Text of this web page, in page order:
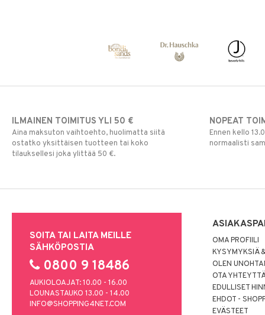
ILMAINEN TOIMITUS YLI 50 €
Aina maksuton vaihtoehto, huolimatta siitä
ostatko yksittäisen tuotteen tai koko
tilauksellesi joka ylittää 50 €.
NOPEAT
Ennen kello
normaalisti
SOITA TAI LAITA MEILLE
SÄHKÖPOSTIA
0800 9 18486
AUKIOLOAJAT: 10.00 - 16.00
LOUNASTAUKO 13.00 - 14.00
INFO@SHOPPING4NET.COM
OMA PROFIILI
KYSYMYKSIÄ
OLEN
OTA
EDULLISET
EHDOT -
EVÄSTEET